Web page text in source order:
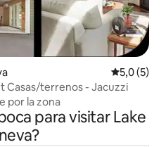
5,0 (5)
Casas/terrenos - Jacuzzi
por la zona
para visitar Lake